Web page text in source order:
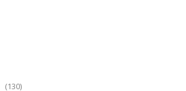
(130)